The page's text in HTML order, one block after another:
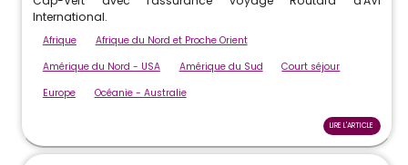
International.
Afrique
Afrique du Nord et Proche Orient
Amérique du Nord - USA
Amérique du Sud
Court séjour
Europe
Océanie - Australie
LIRE L'ARTICLE